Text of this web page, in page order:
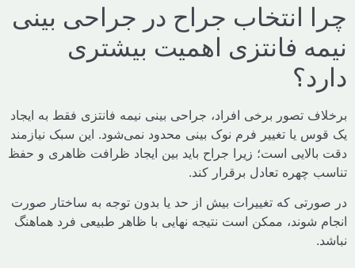
انتخاب جراح در جراحی بینی
فانتزی اهمیت بیشتری
تصور برخی افراد، جراحی بینی نیمه فانتزی فقط به ایجاد
یا تغییر فرم نوک بینی محدود نمی‌شود. این سبک نیازمند
است؛ زیرا جراح باید بین ایجاد ظرافت ظاهری و حفظ
چهره تعادل برقرار کند.
که تغییرات بیش از حد یا بدون توجه به ساختار صورت
شوند، ممکن است نتیجه نهایی با ظاهر طبیعی فرد هماهنگ